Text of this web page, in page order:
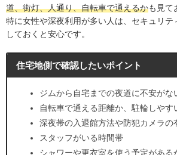
道、街灯、人通り、自転車で通えるかも見て
特に女性や深夜利用が多い人は、セキュリテ
しておくと安心です。
住宅地側で確認したいポイント
ジムから自宅までの夜道に不安がな
自転車で通える距離か、駐輪しやす
深夜帯の入退館方法や防犯カメラの
スタッフがいる時間帯
シャワーや更衣室を使う予定がある